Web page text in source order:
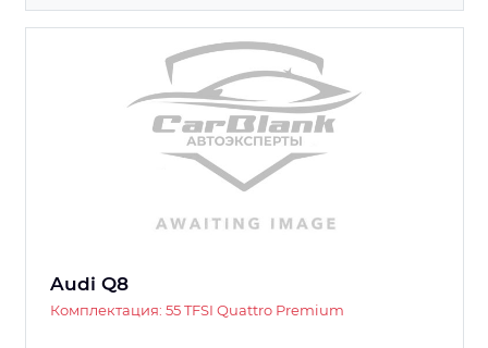
Audi Q8
Комплектация: 55 TFSI Quattro Premium